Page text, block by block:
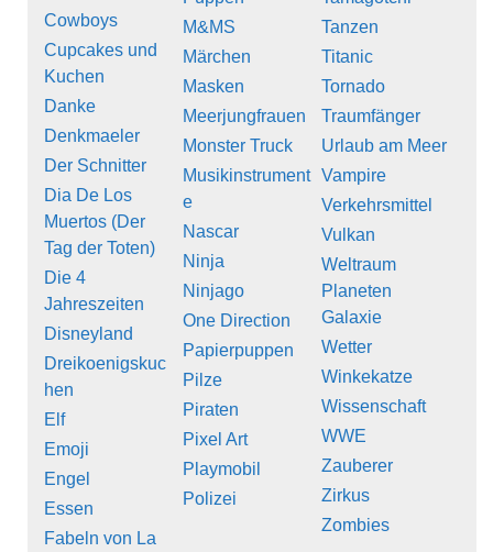
Cowboys
Cupcakes und
Kuchen
Danke
Denkmaeler
Der Schnitter
Dia De Los
Muertos (Der
Tag der Toten)
Die 4
Jahreszeiten
Disneyland
Dreikoenigskuc
hen
Elf
Emoji
Engel
Essen
Fabeln von La
M&MS
Märchen
Masken
Meerjungfrauen
Monster Truck
Musikinstrument
e
Nascar
Ninja
Ninjago
One Direction
Papierpuppen
Pilze
Piraten
Pixel Art
Playmobil
Polizei
Tanzen
Titanic
Tornado
Traumfänger
Urlaub am Meer
Vampire
Verkehrsmittel
Vulkan
Weltraum
Planeten
Galaxie
Wetter
Winkekatze
Wissenschaft
WWE
Zauberer
Zirkus
Zombies